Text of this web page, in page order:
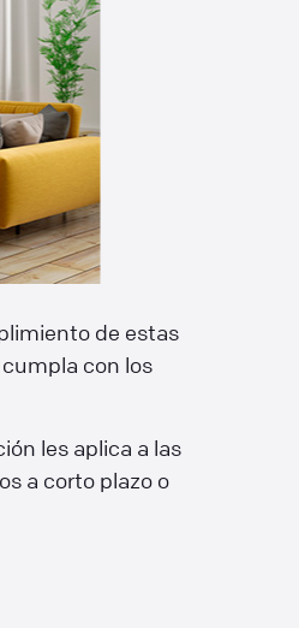
de estas
con los
les aplica a las
a corto plazo o